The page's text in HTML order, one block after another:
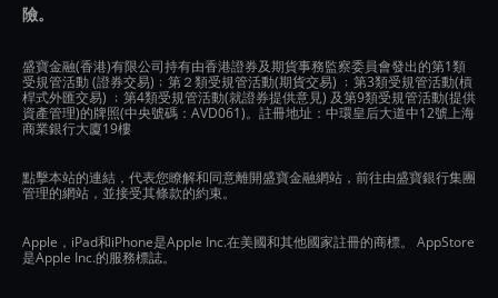
險。
盛寶金融(香港)有限公司持有由香港證券及期貨事務監察委員會發出的第1類
受規管活動 (證券交易)﹔第２類受規管活動(期貨交易) ﹔第3類受規管活動(槓
桿式外匯交易) ﹔第4類受規管活動(就證券提供意見) 及第9類受規管活動(提供
資產管理)的牌照(中央號碼：AVD061)。註冊地址：中環皇后大道中12號上海
商業銀行大廈19樓
點擊本站的連結，代表您瞭解和同意離開盛寶金融網站，前往由盛寶銀行集團
管理的網站，並接受其條款的約束。
Apple，iPad和iPhone是Apple Inc.在美國和其他國家註冊的商標。 AppStore
是Apple Inc.的服務標誌。